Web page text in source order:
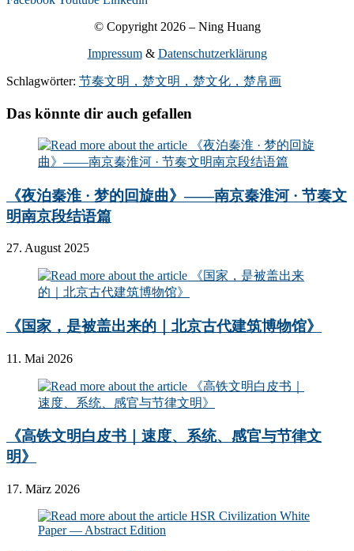
© Copyright 2026 – Ning Huang
Impressum& Datenschutzerklärung
Schlagwörter: 节奏文明，楚文明，楚文化，楚帛画
Das könnte dir auch gefallen
《夜泊秦淮 · 梦的回旋曲》——南京秦淮河 · 节奏文
明南京段结语篇
27. August 2025
《国家，是被盖出来的｜北京古代建筑博物馆》
11. Mai 2026
《高铁文明白皮书｜速度、系统、感官与节律文
明》
17. März 2026